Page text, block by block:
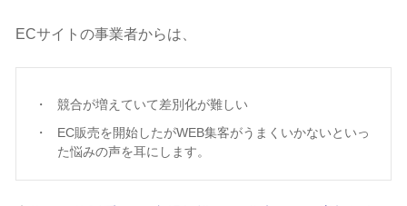
ECサイトの事業者からは、
競合が増えていて差別化が難しい
EC販売を開始したがWEB集客がうまくいかないといっ
た悩みの声を耳にします。